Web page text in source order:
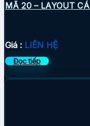
MÃ 20 – LAYOUT
Giá : LIÊN HỆ
Đọc tiếp